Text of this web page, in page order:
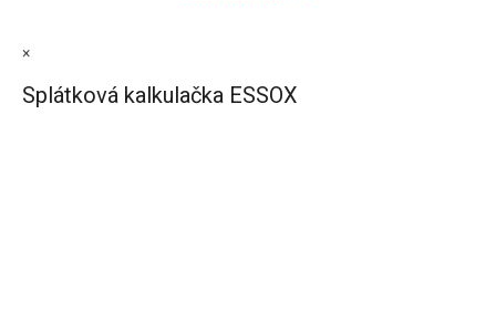
×
Splátková kalkulačka ESSOX